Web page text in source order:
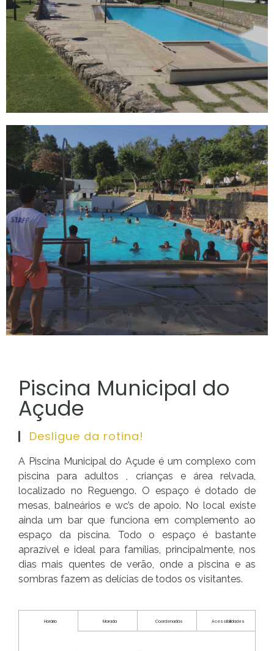
Piscina Municipal do
Açude
Desligue da rotina!
A Piscina Municipal do Açude é um complexo com
piscina para adultos , crianças e área relvada,
localizado no Reguengo. O espaço é dotado de
mesas, balneários e wc’s de apoio. No local existe
ainda um bar que funciona em complemento ao
espaço da piscina. Todo o espaço é bastante
aprazível e ideal para famílias, principalmente, nos
dias mais quentes de verão, onde a piscina e as
sombras fazem as delícias de todos os visitantes.
Horário Morada Coordenadas Acessibilidades